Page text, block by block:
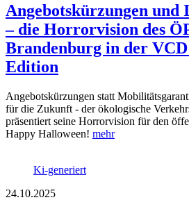
Angebotskürzungen und
– die Horrorvision des
Brandenburg in der
Edition
Angebotskürzungen statt
für die Zukunft - der ökologische
präsentiert seine Horrorvision für den
Happy Halloween! mehr
Ki-generiert
24.10.2025